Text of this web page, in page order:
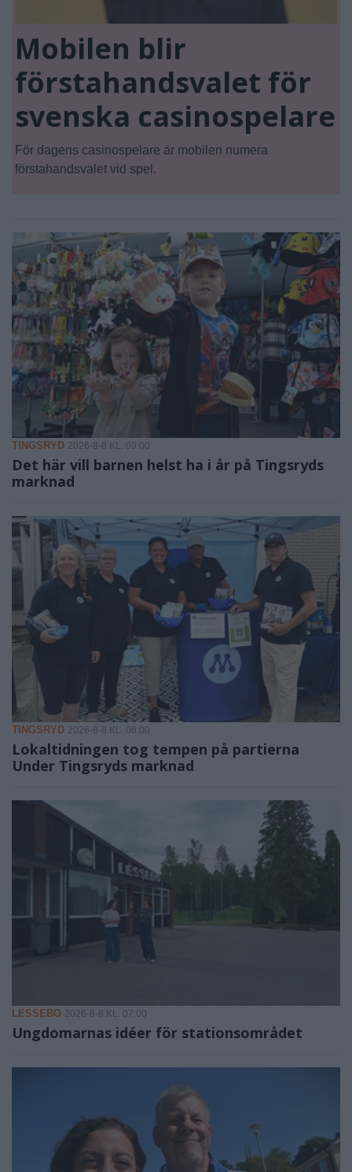
Mobilen blir
förstahandsvalet för
svenska casinospelare
För dagens casinospelare är mobilen numera
förstahandsvalet vid spel.
TINGSRYD 2026-8-8 KL. 09:00
Det här vill barnen helst ha i år på Tingsryds
marknad
TINGSRYD 2026-8-8 KL. 08:00
Lokaltidningen tog tempen på partierna
Under Tingsryds marknad
LESSEBO 2026-8-8 KL. 07:00
Ungdomarnas idéer för stationsområdet